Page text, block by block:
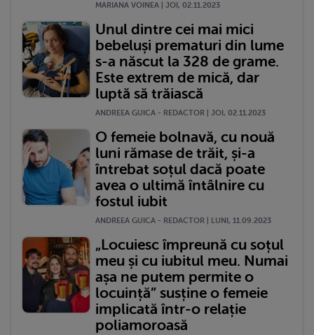
MARIANA VOINEA | JOI, 02.11.2023
Unul dintre cei mai mici
bebeluși prematuri din lume
s-a născut la 328 de grame.
Este extrem de mică, dar
luptă să trăiască
ANDREEA GUICA - REDACTOR | JOI, 02.11.2023
O femeie bolnavă, cu nouă
luni rămase de trăit, și-a
întrebat soțul dacă poate
avea o ultimă întâlnire cu
fostul iubit
ANDREEA GUICA - REDACTOR | LUNI, 11.09.2023
„Locuiesc împreună cu soțul
meu și cu iubitul meu. Numai
așa ne putem permite o
locuință” susține o femeie
implicată într-o relație
poliamoroasă